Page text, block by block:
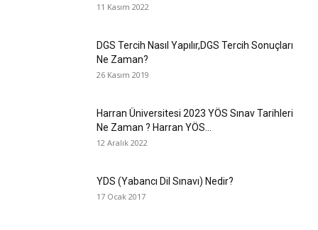
11 Kasım 2022
DGS Tercih Nasıl Yapılır,DGS Tercih Sonuçları
Ne Zaman?
26 Kasım 2019
Harran Üniversitesi 2023 YÖS Sınav Tarihleri
Ne Zaman ? Harran YÖS...
12 Aralık 2022
YDS (Yabancı Dil Sınavı) Nedir?
17 Ocak 2017